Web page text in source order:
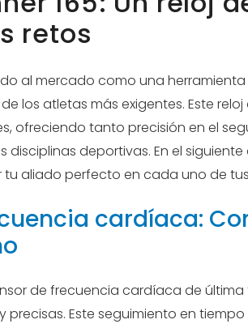
retos
al mercado como una
los atletas más exigentes. Este
ofreciendo tanto precisión en el
deportivas. En el siguiente
aliado perfecto en cada uno de
cardíaca:
de frecuencia cardíaca de
Este seguimiento en